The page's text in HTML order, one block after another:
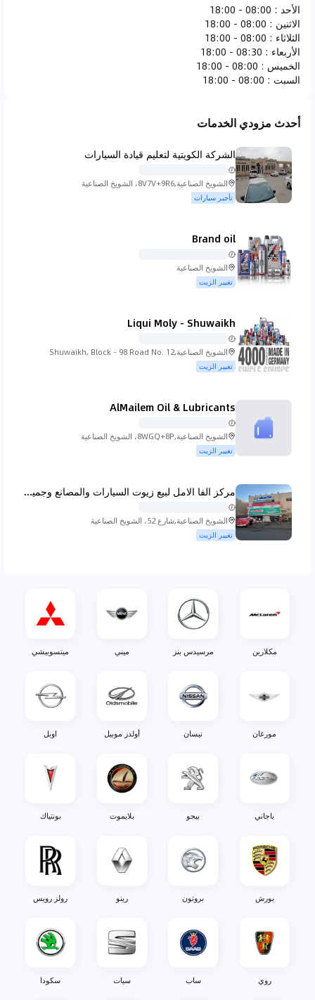
فيراري
جاك جونو جي ام سي هوندا
هيونداي انفينيتي
جاكوار جيب كي تي ام
لادا لامبورجيني
لاند روفر لكزس لينكولن
مكلارين مرسيدس بنز ميني ميتسوبيشي
مورغان نيسان أولدز موبيل اوبل
باجاني بيجو بلايموث بونتياك
بورش بروتون رينو رولز رويس
روي ساب سيات سكودا
الأحد :
08:00 - 18:00
الاثنين :
08:00 - 18:00
الثلاثاء :
08:00 - 18:00
الأربعاء :
08:30 - 18:00
الخميس :
08:00 - 18:00
السبت :
08:00 - 18:00
أحدث مزودي الخدمات
الشركة الكويتية لتعليم قيادة السيارات
الشويخ الصناعية,8V7V+9R6، الشويخ الصناعية
تأجير سيارات
Brand oil
الشويخ الصناعية
تغيير الزيت
Liqui Moly - Shuwaikh
الشويخ الصناعية,Shuwaikh, Block - 98 Road No. 12
Kuwait City
تغيير الزيت
AlMailem Oil & Lubricants
الشويخ الصناعية,8WGQ+8P، الشويخ الصناعية
تغيير الزيت
مركز الفا الامل لبيع زيوت السيارات والمصانع وجميع مشتقات النفط الصناعيه
الشويخ الصناعية,شارع 52، الشويخ الصناعية
تغيير الزيت